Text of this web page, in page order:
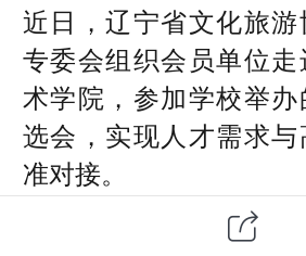
近日，辽宁省文化旅
专委会组织会员单位
术学院，参加学校举办
选会，实现人才需求
准对接。